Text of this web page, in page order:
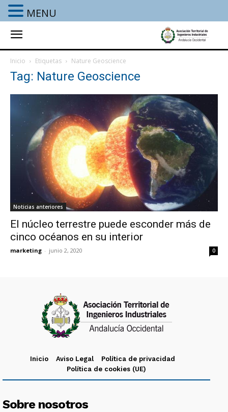
Inicio Etiquetas Nature Geoscience
Tag: Nature Geoscience
Noticias anteriores
El núcleo terrestre puede esconder más de
cinco océanos en su interior
marketing - junio 2, 2020 0
Inicio Aviso Legal
Política de privacidad
Política de cookies (UE)
Sobre nosotros
MENU